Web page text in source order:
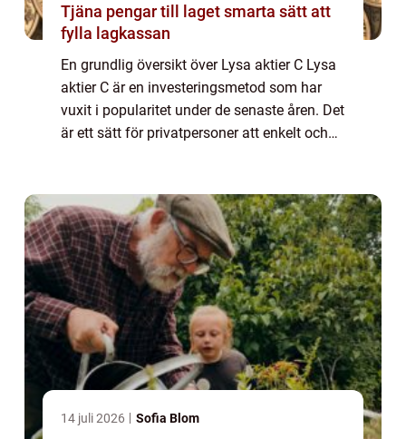
Tjäna pengar till laget smarta sätt att
fylla lagkassan
En grundlig översikt över Lysa aktier C Lysa
aktier C är en investeringsmetod som har
vuxit i popularitet under de senaste åren. Det
är ett sätt för privatpersoner att enkelt och
14 juli 2026 Sofia Blom